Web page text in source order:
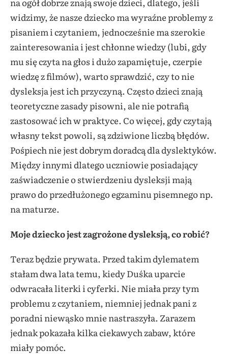
widzimy, że nasze dziecko ma wyraźne problemy z
pisaniem i czytaniem, jednocześnie ma szerokie
zainteresowania i jest chłonne wiedzy (lubi, gdy
mu się czyta na głos i dużo zapamiętuje, czerpie
wiedzę z filmów), warto sprawdzić, czy to nie
dysleksja jest ich przyczyną. Często dzieci znają
teoretyczne zasady pisowni, ale nie potrafią
zastosować ich w praktyce. Co więcej, gdy czytają
własny tekst powoli, są zdziwione liczbą błędów.
Pośpiech nie jest dobrym doradcą dla dyslektyków.
Między innymi dlatego uczniowie posiadający
zaświadczenie o stwierdzeniu dysleksji mają
prawo do przedłużonego egzaminu pisemnego np.
na maturze.
Moje dziecko jest zagrożone dysleksją, co robić?
Teraz będzie prywata. Przed takim dylematem
stałam dwa lata temu, kiedy Duśka uparcie
odwracała literki i cyferki. Nie miała przy tym
problemu z czytaniem, niemniej jednak pani z
poradni niewąsko mnie nastraszyła. Zarazem
jednak pokazała kilka ciekawych zabaw, które
miały pomóc.